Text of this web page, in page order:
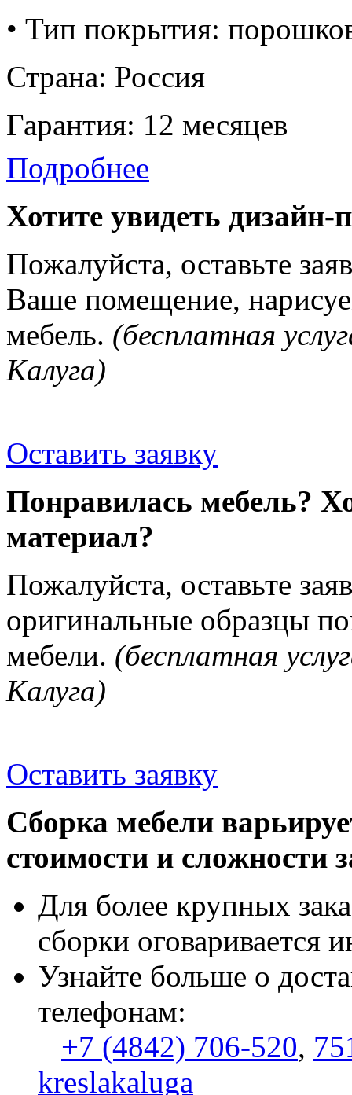
• Тип покрытия:
Страна: Россия
Гарантия: 12 месяцев
Подробнее
Хотите увидеть дизайн-
Пожалуйста, оставьте
Ваше помещение,
мебель. (бесплатная
Калуга)
Оставить заявку
Понравилась мебель?
материал?
Пожалуйста, оставьте
оригинальные образцы
мебели. (бесплатная
Калуга)
Оставить заявку
Сборка мебели
стоимости и сложности
Для более крупных
сборки оговаривается
Узнайте больше о
телефонам:
+7 (4842) 706-520,
kreslakaluga